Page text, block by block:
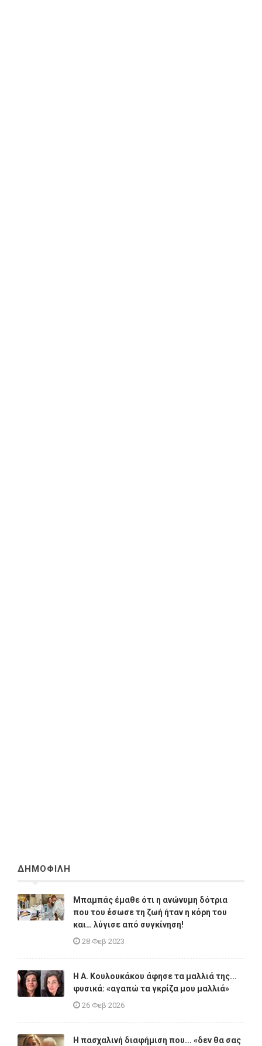
ΔΗΜΟΦΙΛΗ
Μπαμπάς έμαθε ότι η ανώνυμη δότρια
που του έσωσε τη ζωή ήταν η κόρη του
και… λύγισε από συγκίνηση!
28 Φεβ 2023
Η A. Κουλουκάκου άφησε τα μαλλιά της...
φυσικά: «αγαπώ τα γκρίζα μου μαλλιά»
26 Φεβ 2026
Η πασχαλινή διαφήμιση που... «δεν θα σας